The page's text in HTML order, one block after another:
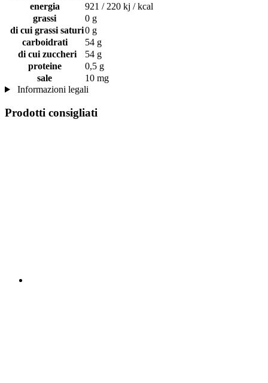
energia
921 / 220 kj / kcal
grassi
0 g
di cui grassi saturi0 g
carboidrati
54 g
di cui zuccheri
54 g
proteine
0,5 g
sale
10 mg
Informazioni legali
Prodotti consigliati